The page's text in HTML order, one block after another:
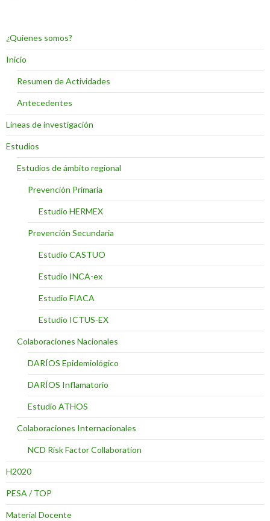
¿Quienes somos?
Inicio
Resumen de Actividades
Antecedentes
Líneas de investigación
Estudios
Estudios de ámbito regional
Prevención Primaria
Estudio HERMEX
Prevención Secundaria
Estudio CASTUO
Estudio INCA-ex
Estudio FIACA
Estudio ICTUS-EX
Colaboraciones Nacionales
DARÍOS Epidemiológico
DARÍOS Inflamatorio
Estudio ATHOS
Colaboraciones Internacionales
NCD Risk Factor Collaboration
H2020
PESA / TOP
Material Docente